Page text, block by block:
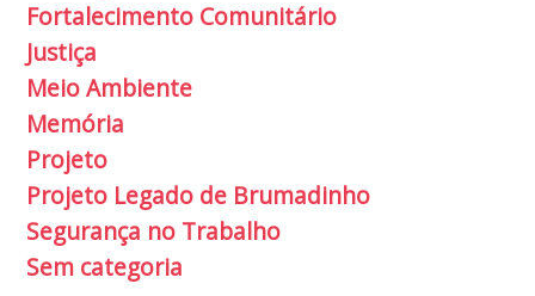
Fortalecimento Comunitário
Justiça
Meio Ambiente
Memória
Projeto
Projeto Legado de Brumadinho
Segurança no Trabalho
Sem categoria